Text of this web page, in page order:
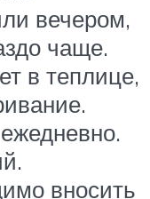
вечером,
чаще.
в теплице,
вносить